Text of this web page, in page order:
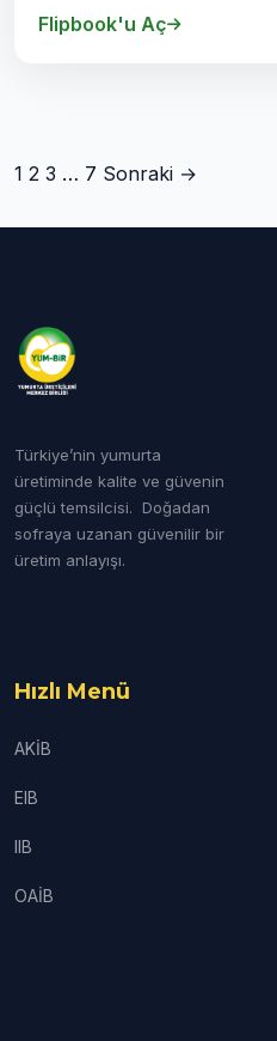
Flipbook'u Aç
1 2 3 … 7 Sonraki →
Türkiye’nin yumurta
üretiminde kalite ve güvenin
güçlü temsilcisi. Doğadan
sofraya uzanan güvenilir bir
üretim anlayışı.
Hızlı Menü
AKİB
EIB
IIB
OAİB